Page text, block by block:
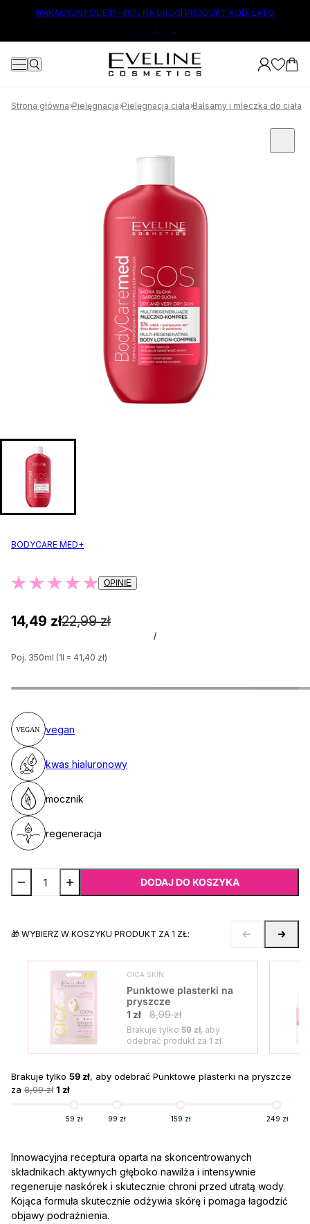
TREŚCI
WAKACYJNY DUET: -40% NA DRUGI PRODUKT KOD: LATO
:
: :
Strona główna Pielęgnacja Pielęgnacja ciała Balsamy i mleczka do ciała
BODYCARE MED+
OPINIE
14,49 zł22,99 zł
/
Poj. 350ml (1l = 41,40 zł)
kwas hialuronowy
mocznik
regeneracja
vegan
DODAJ DO KOSZYKA
🎁 WYBIERZ W KOSZYKU PRODUKT ZA 1 ZŁ:
CICA SKIN
Punktowe plasterki na
pryszcze
1 zł
8,99 zł
Brakuje tylko 59 zł, aby
odebrać produkt za 1 zł
Brakuje tylko 59 zł, aby odebrać Punktowe plasterki na pryszcze
za 8,99 zł 1 zł
59 zł 99 zł 159 zł 249 zł
Innowacyjna receptura oparta na skoncentrowanych
składnikach aktywnych głęboko nawilża i intensywnie
regeneruje naskórek i skutecznie chroni przed utratą wody.
Kojąca formuła skutecznie odżywia skórę i pomaga łagodzić
objawy podrażnienia.